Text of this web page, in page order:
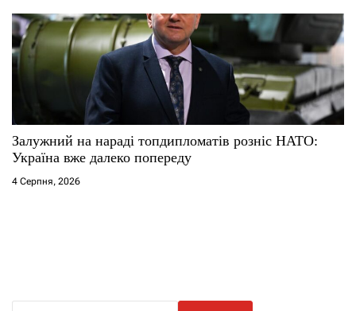
Залужний на нараді топдипломатів розніс НАТО:
Україна вже далеко попереду
4 Серпня, 2026